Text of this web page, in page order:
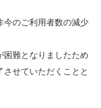
今のご利用者数の減少
困難となりましたため
せていただくことと